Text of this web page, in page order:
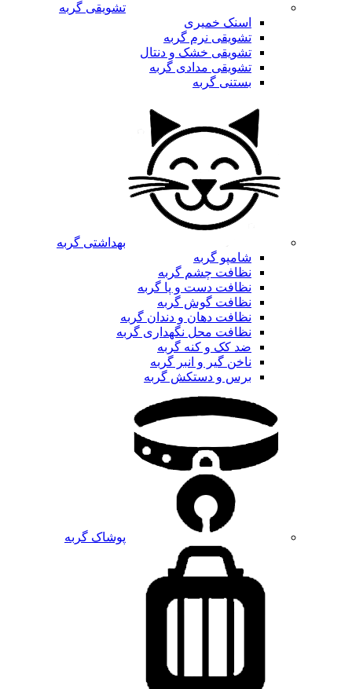
تشویقی گربه
اسنک خمیری
تشویقی نرم گربه
تشویقی خشک و دنتال
تشویقی مدادی گربه
بستنی گربه
بهداشتی گربه
شامپو گربه
نظافت چشم گربه
نظافت دست و پا گربه
نظافت گوش گربه
نظافت دهان و دندان گربه
نظافت محل نگهداری گربه
ضد کک و کنه گربه
ناخن گیر و انبر گربه
برس و دستکش گربه
پوشاک گربه